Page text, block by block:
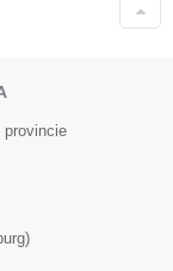
provincie
)